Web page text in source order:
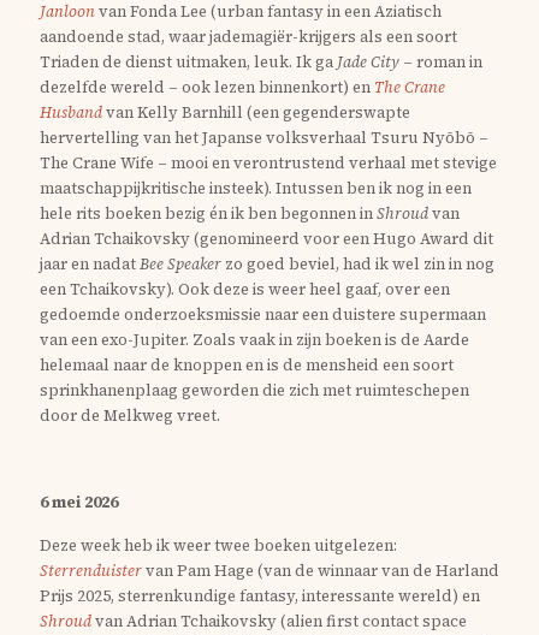
Janloonvan Fonda Lee (urban fantasy in een Aziatisch
aandoende stad, waar jademagiër-krijgers als een soort
Triaden de dienst uitmaken, leuk. Ik ga Jade City – roman in
dezelfde wereld – ook lezen binnenkort) en The Crane
Husbandvan Kelly Barnhill (een gegenderswapte
hervertelling van het Japanse volksverhaal Tsuru Nyōbō –
The Crane Wife – mooi en verontrustend verhaal met stevige
maatschappijkritische insteek). Intussen ben ik nog in een
hele rits boeken bezig én ik ben begonnen inShroudvan
Adrian Tchaikovsky (genomineerd voor een Hugo Award dit
jaar en nadatBee Speaker zo goed beviel, had ik wel zin in nog
een Tchaikovsky). Ook deze is weer heel gaaf, over een
gedoemde onderzoeksmissie naar een duistere supermaan
van een exo-Jupiter. Zoals vaak in zijn boeken is de Aarde
helemaal naar de knoppen en is de mensheid een soort
sprinkhanenplaag geworden die zich met ruimteschepen
door de Melkweg vreet.
6 mei 2026
Deze week heb ik weer twee boeken uitgelezen:
Sterrenduistervan Pam Hage (van de winnaar van de Harland
Prijs 2025, sterrenkundige fantasy, interessante wereld) en
Shroudvan Adrian Tchaikovsky (alien first contact space